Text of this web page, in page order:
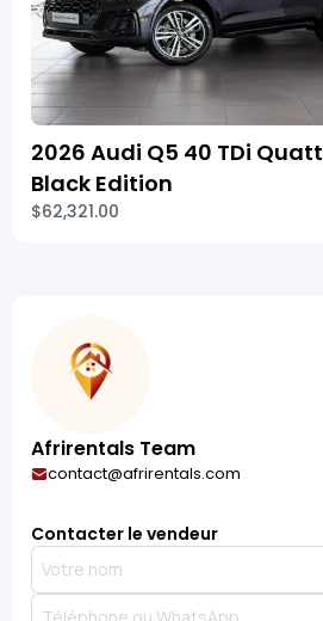
2026 Audi Q5 40 TDi
Black Edition
$62,321.00
Afrirentals Team
contact@afrirentals.com
Contacter le vendeur